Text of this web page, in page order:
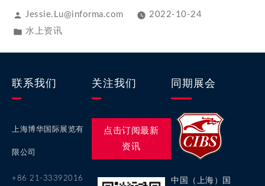
Jessie.Lu@informa.com
2022-10-24
水上资讯
联系我们
上海博华国际展览有
限公司
+86 21-33392016
关注我们
点击订阅最新
资讯
同期展会
中国（上海）国